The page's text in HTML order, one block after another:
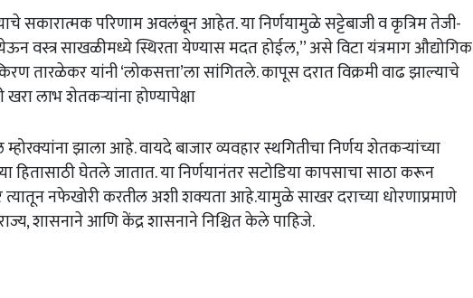
सकारात्मक परिणाम अवलंबून आहेत. या निर्णयामुळे सट्टेबाजी व कृत्रिम तेजी-
वस्त्र साखळीमध्ये स्थिरता येण्यास मदत होईल,’’ असे विटा यंत्रमाग औद्योगिक
तारळेकर यांनी ‘लोकसत्ता’ला सांगितले. कापूस दरात विक्रमी वाढ झाल्याचे
लाभ शेतकऱ्यांना होण्यापेक्षा
झाला आहे. वायदे बाजार व्यवहार स्थगितीचा निर्णय शेतकऱ्यांच्या
हितासाठी घेतले जातात. या निर्णयानंतर सटोडिया कापसाचा साठा करून
नफेखोरी करतील अशी शक्यता आहे.यामुळे साखर दराच्या धोरणाप्रमाणे
शासनाने आणि केंद्र शासनाने निश्चित केले पाहिजे.